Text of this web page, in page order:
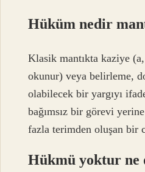
Hüküm nedir
Klasik mantıkta kaziye (a, قضيّة şeklinde
okunur) veya belirleme,
olabilecek bir yargıyı
bağımsız bir görevi
fazla terimden oluşan bir
Hükmü yoktur ne